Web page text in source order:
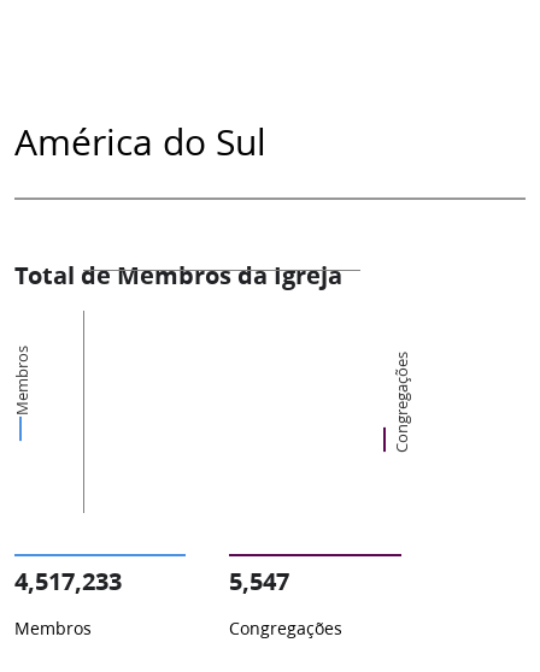
América do Sul
Total de Membros da Igreja
Membros Congregações
4,517,233
Membros
5,547
Congregações